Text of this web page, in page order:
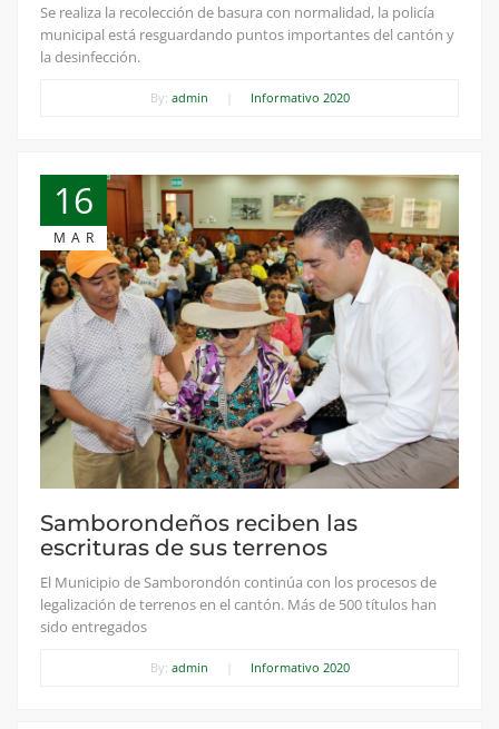
Se realiza la recolección de basura con normalidad, la policía
municipal está resguardando puntos importantes del cantón y
la desinfección.
By: admin Informativo 2020
16
MAR
Samborondeños reciben las
escrituras de sus terrenos
El Municipio de Samborondón continúa con los procesos de
legalización de terrenos en el cantón. Más de 500 títulos han
sido entregados
By: admin Informativo 2020